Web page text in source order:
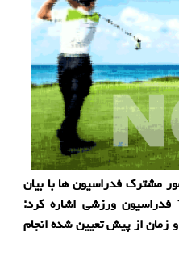
مشترک فدراسیون ها با بیان
خبر برگزاری مجامع انتخاباتی 16 فدراسیون ورزشی اشاره کرد:
و زمان از پیش تعیین شده انجام